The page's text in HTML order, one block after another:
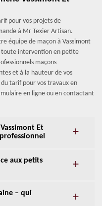
pour vos projets de
à Mr Texier Artisan.
équipe de maçon à Vassimont
toute intervention en petite
maçons
et à la hauteur de vos
tarif pour vos travaux en
en ligne ou en contactant
Et
aux petits
– qui